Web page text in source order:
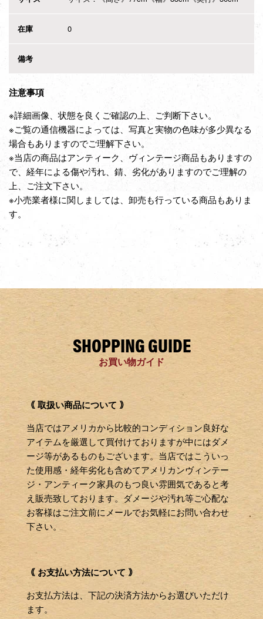
在庫 0
備考
注意事項
※詳細画像、状態を良くご確認の上、ご判断下さい。
※ご覧の通信機器によっては、写真と実物の色味が多少異なる
場合もありますのでご理解下さい。
※当店の商品はアンティーク、ヴィンテージ商品もありますの
で、経年による傷や汚れ、錆、劣化がありますのでご理解の
上、ご注文下さい。
※小売業者様に関しましては、卸売も行っている商品もありま
す。
SHOPPING GUIDE
お買い物ガイド
｟ 取扱い商品について ｠
当店ではアメリカから比較的コンディション良好な
アイテムを厳選して買付けておりますが中にはダメ
ージ等があるものもございます。当店ではこういっ
た使用感・経年劣化も含めてアメリカンヴィンテー
ジ・アンティーク家具のもつ良い雰囲気であると考
え販売致しております。ダメージや汚れ等ご心配な
お客様はご注文前にメールでお気軽にお問い合わせ
下さい。
｟ お支払い方法について ｠
お支払方法は、下記の決済方法からお選びいただけ
ます。